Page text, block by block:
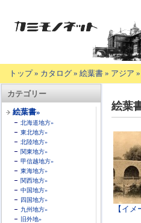
トップ» カタログ » 絵葉書 » アジア »
カテゴリー
絵葉書»
北海道地方»
東北地方»
北陸地方»
関東地方»
甲信越地方»
東海地方»
関西地方»
中国地方»
四国地方»
九州地方»
旧外地»
品
の
明】
絵葉
【イメ